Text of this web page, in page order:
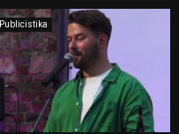
H
D
Publicistika